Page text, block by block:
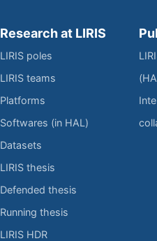
Research at LIRIS
LIRIS poles
LIRIS teams
Platforms
Softwares (in HAL)
Datasets
LIRIS thesis
Defended thesis
Running thesis
LIRIS HDR